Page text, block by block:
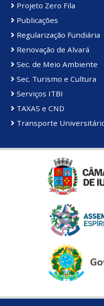
Projeto Zero Fila
Publicações
Regularização Fundiária
Renovação de Alvará
Sec. de Meio Ambiente
Sec. Turismo e Cultura
Serviços ITBI
TAXAS e CND
Transporte